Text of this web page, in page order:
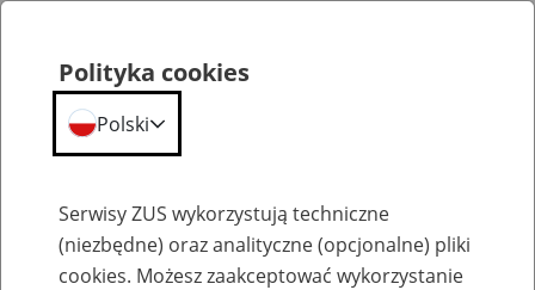
Szkolenia
Polityka cookies
Polski
Serwisy ZUS wykorzystują techniczne
(niezbędne) oraz analityczne (opcjonalne) pliki
cookies. Możesz zaakceptować wykorzystanie